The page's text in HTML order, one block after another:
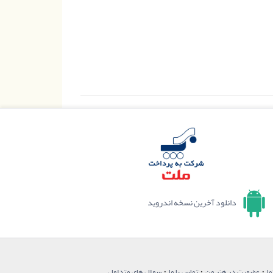
دانلود آخرین نسخه اندروید